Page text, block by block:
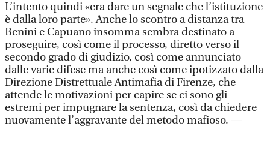
L’intento quindi «era dare un segnale che l’istituzione
è dalla loro parte». Anche lo scontro a distanza tra
Benini e Capuano insomma sembra destinato a
proseguire, così come il processo, diretto verso il
secondo grado di giudizio, così come annunciato
dalle varie difese ma anche così come ipotizzato dalla
Direzione Distrettuale Antimafia di Firenze, che
attende le motivazioni per capire se ci sono gli
estremi per impugnare la sentenza, così da chiedere
nuovamente l’aggravante del metodo mafioso. —